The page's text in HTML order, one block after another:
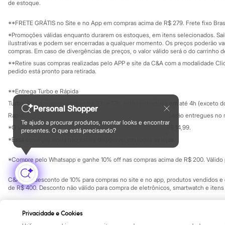
Yessica
Acessórios
Blusas
Calçados
Leggings
Shorts e Bermudas
Tops
Moda íntima
Cintas e Modeladores
Meias
Pijamas
Sutiãs e Tops
Moda praia
Maiôs
Saídas de praia
Personagens
Plus size
Blusas e Camisetas
Calças
Casacos e Jaquetas
Jeans
Personal Shopper
Te ajudo a procurar produtos, montar looks e encontrar
presentes. O que está precisando?
Investidores
Privacidade
Configuração de cookies
Minha privacidade
Educação
Formas de pagamento
de estoque.
**FRETE GRÁTIS no Site e no App em compras acima de R$ 279. Frete fixo
*Promoções válidas enquanto durarem os estoques, em itens selecionados.
ilustrativas e podem ser encerradas a qualquer momento. Os preços poderão
compras. Em caso de divergências de preços, o valor válido será o do carrinho
**Retire suas compras realizadas pelo APP e site da C&A com a modalidade
pedido está pronto para retirada.
**Entrega Turbo e Rápida
Turbo: Pedidos aprovados entre 10h e 17h, serão entregues em até 4h (exceto
Rápida: Pedidos com os pagamentos aprovados até as 10h, serão entregues
*O valor do frete para o turbo é R$ 24,99 e para a rápida é R$ 14,99.
*Essa condição ainda não estará disponível em todas as lojas.
*Compre pelo Whatsapp e ganhe 10% off nas compras acima de R$ 200.
C&A Pay: desconto de 10% para compras no site e no app, produtos vendidos
de R$ 400. Desconto não válido para compra de eletrônicos, smartwatch e
SP Cep: 06455-000 CNPJ 45.242.914/0001-05
Privacidade e Cookies